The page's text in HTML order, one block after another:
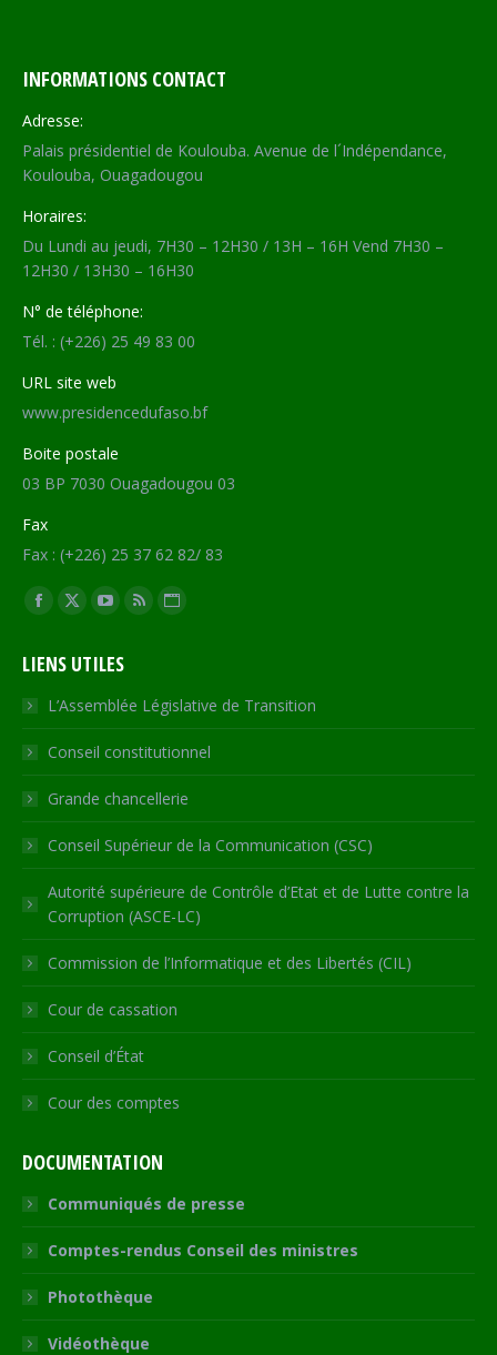
INFORMATIONS CONTACT
Adresse:
Palais présidentiel de Koulouba. Avenue de l´Indépendance,
Koulouba, Ouagadougou
Horaires:
Du Lundi au jeudi, 7H30 – 12H30 / 13H – 16H Vend 7H30 –
12H30 / 13H30 – 16H30
N° de téléphone:
Tél. : (+226) 25 49 83 00
URL site web
www.presidencedufaso.bf
Boite postale
03 BP 7030 Ouagadougou 03
Fax
Fax : (+226) 25 37 62 82/ 83
Trouvez nous sur :
Facebook
opens
in
new
window
X
opens
in
new
window
YouTube
opens
in
new
window
RSS
in
new
window
Site
opens
in
new
LIENS UTILES
L’Assemblée Législative de Transition
Conseil constitutionnel
Grande chancellerie
Conseil Supérieur de la Communication (CSC)
Autorité supérieure de Contrôle d’Etat et de Lutte contre la
Corruption (ASCE-LC)
Commission de l’Informatique et des Libertés (CIL)
Cour de cassation
Conseil d’État
Cour des comptes
DOCUMENTATION
Communiqués de presse
Comptes-rendus Conseil des ministres
Photothèque
Vidéothèque